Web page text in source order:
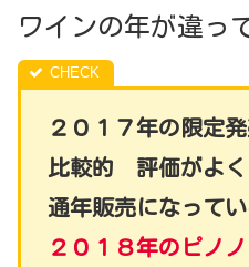
ワインの年が違っ
２０１７年の限定
比較的 評価がよく
通年販売になってい
２０１８年のピノ